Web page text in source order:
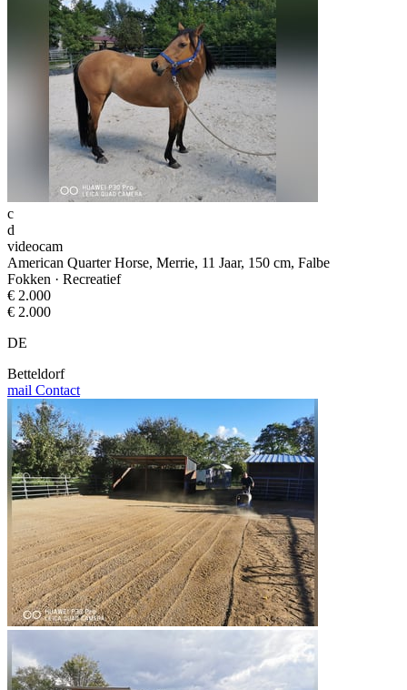
c
d
videocam
American Quarter Horse, Merrie, 11 Jaar, 150 cm, Falbe
Fokken · Recreatief
€ 2.000
€ 2.000
DE
Betteldorf
mail Contact